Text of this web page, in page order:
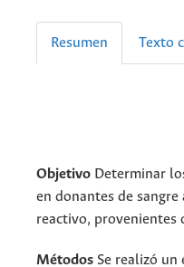
Resumen Texto
Objetivo Determinar
en donantes de
reactivo, provenientes
Métodos Se realizó